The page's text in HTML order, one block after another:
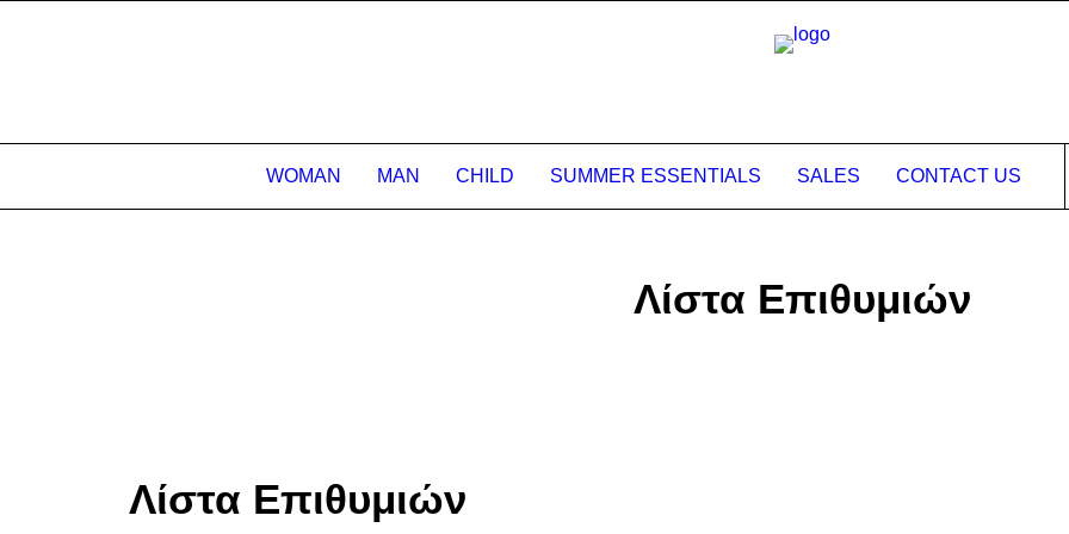
WOMAN MAN CHILD SUMMER ESSENTIALS SALES CONTACT US
Λίστα Επιθυμιών
Λίστα Επιθυμιών